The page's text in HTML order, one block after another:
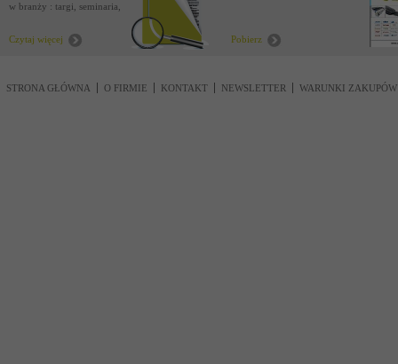
w branży : targi, seminaria,
Czytaj więcej
Pobierz
STRONA GŁÓWNA O FIRMIE KONTAKT NEWSLETTER WARUNKI ZAKUPÓW